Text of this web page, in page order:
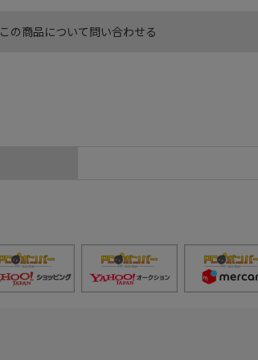
この商品について問い合わせる